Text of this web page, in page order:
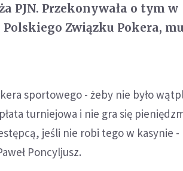
PJN. Przekonywała o tym w
Związku Pokera,
sportowego - żeby nie było
turniejowa i nie gra się
jeśli nie robi tego w kasynie -
Poncyljusz.